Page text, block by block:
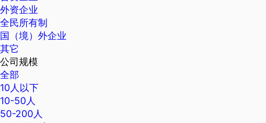
外资企业
全民所有制
国（境）外企业
其它
公司规模
全部
10人以下
10-50人
50-200人